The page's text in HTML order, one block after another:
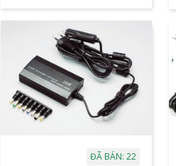
ĐÃ BÁN: 22